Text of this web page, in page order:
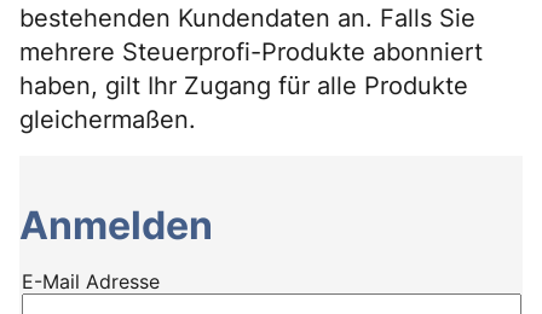
bestehenden Kundendaten an. Falls Sie
mehrere Steuerprofi-Produkte abonniert
haben, gilt Ihr Zugang für alle Produkte
gleichermaßen.
Anmelden